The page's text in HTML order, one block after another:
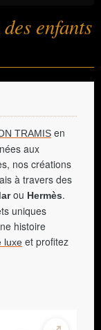
enfants
TRAMIS en
aux
nos créations
à travers des
ou Hermès.
uniques
histoire
luxe et profitez